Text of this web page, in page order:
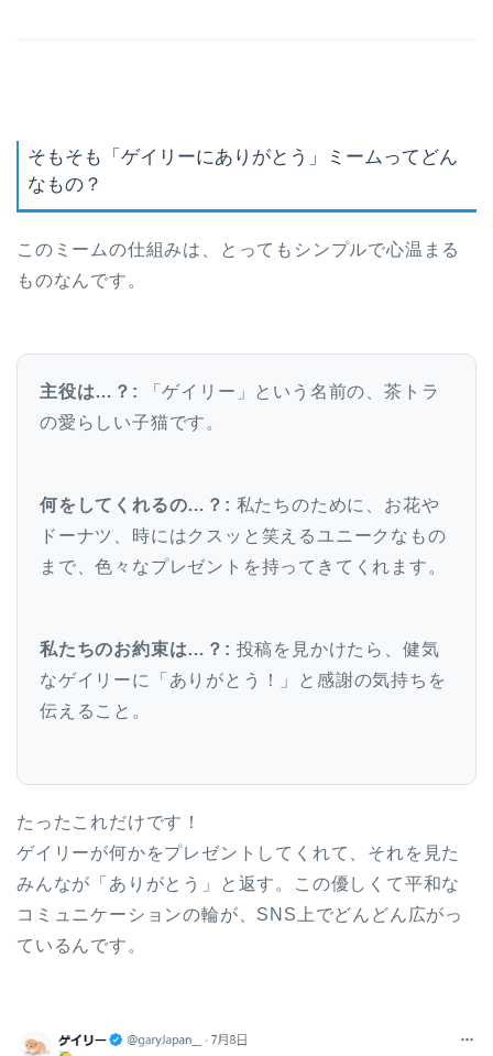
そもそも「ゲイリーにありがとう」ミームってどん
なもの？
このミームの仕組みは、とってもシンプルで心温まる
ものなんです。
主役は…？:
「ゲイリー」という名前の、茶トラ
の愛らしい子猫です。
何をしてくれるの…？: 私たちのために、お花や
ドーナツ、時にはクスッと笑えるユニークなもの
まで、色々なプレゼントを持ってきてくれます。
私たちのお約束は…？: 投稿を見かけたら、健気
なゲイリーに「ありがとう！」と感謝の気持ちを
伝えること。
たったこれだけです！
ゲイリーが何かをプレゼントしてくれて、それを見た
みんなが「ありがとう」と返す。この優しくて平和な
コミュニケーションの輪が、SNS上でどんどん広がっ
ているんです。